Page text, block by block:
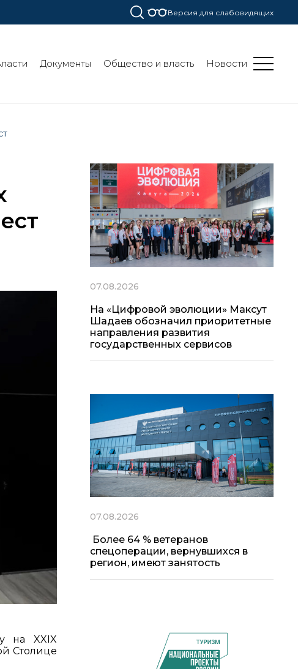
Версия для слабовидящих
Документы Общество и власть Новости
на XXIX
Столице
07.08.2026
На «Цифровой эволюции» Максут
Шадаев обозначил приоритетные
направления развития
государственных сервисов
07.08.2026
Более 64 % ветеранов
спецоперации, вернувшихся в
регион, имеют занятость